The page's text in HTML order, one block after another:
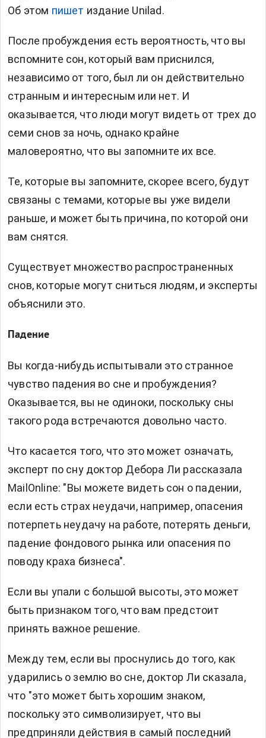
Об этом пишет издание Unilad.
После пробуждения есть вероятность, что вы
вспомните сон, который вам приснился,
независимо от того, был ли он действительно
странным и интересным или нет. И
оказывается, что люди могут видеть от трех до
семи снов за ночь, однако крайне
маловероятно, что вы запомните их все.
Те, которые вы запомните, скорее всего, будут
связаны с темами, которые вы уже видели
раньше, и может быть причина, по которой они
вам снятся.
Существует множество распространенных
снов, которые могут сниться людям, и эксперты
объяснили это.
Падение
Вы когда-нибудь испытывали это странное
чувство падения во сне и пробуждения?
Оказывается, вы не одиноки, поскольку сны
такого рода встречаются довольно часто.
Что касается того, что это может означать,
эксперт по сну доктор Дебора Ли рассказала
MailOnline: "Вы можете видеть сон о падении,
если есть страх неудачи, например, опасения
потерпеть неудачу на работе, потерять деньги,
падение фондового рынка или опасения по
поводу краха бизнеса".
Если вы упали с большой высоты, это может
быть признаком того, что вам предстоит
принять важное решение.
Между тем, если вы проснулись до того, как
ударились о землю во сне, доктор Ли сказала,
что "это может быть хорошим знаком,
поскольку это символизирует, что вы
предприняли действия в самый последний